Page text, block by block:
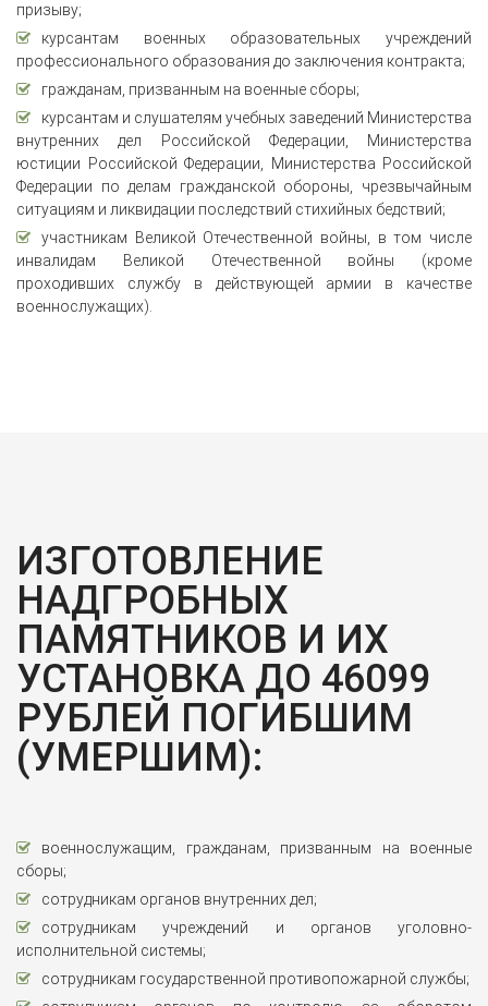
призыву;
курсантам военных образовательных учреждений
профессионального образования до заключения контракта;
гражданам, призванным на военные сборы;
курсантам и слушателям учебных заведений Министерства
внутренних дел Российской Федерации, Министерства
юстиции Российской Федерации, Министерства Российской
Федерации по делам гражданской обороны, чрезвычайным
ситуациям и ликвидации последствий стихийных бедствий;
участникам Великой Отечественной войны, в том числе
инвалидам Великой Отечественной войны (кроме
проходивших службу в действующей армии в качестве
военнослужащих).
ИЗГОТОВЛЕНИЕ
НАДГРОБНЫХ
ПАМЯТНИКОВ И ИХ
УСТАНОВКА ДО 46099
РУБЛЕЙ ПОГИБШИМ
(УМЕРШИМ):
военнослужащим, гражданам, призванным на военные
сборы;
сотрудникам органов внутренних дел;
сотрудникам учреждений и органов уголовно-
исполнительной системы;
сотрудникам государственной противопожарной службы;